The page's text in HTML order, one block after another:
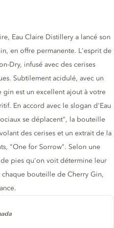
Eau Claire Distillery a lancé son
en offre permanente. L'esprit de
Dry, infusé avec des cerises
Subtilement acidulé, avec un
est un excellent ajout à votre
En accord avec le slogan d'Eau
se déplacent", la bouteille
des cerises et un extrait de la
"One for Sorrow". Selon une
pies qu'on voit détermine leur
bouteille de Cherry Gin,